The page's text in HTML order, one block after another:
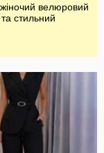
велюровий
стильний